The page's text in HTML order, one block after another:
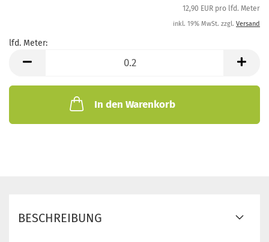
12,90 EUR pro lfd. Meter
inkl. 19% MwSt. zzgl. Versand
lfd. Meter:
Meter
In den Warenkorb
BESCHREIBUNG